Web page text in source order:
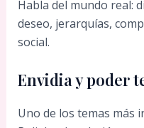
Habla del mundo real:
deseo, jerarquías,
social.
Envidia y poder
Uno de los temas más